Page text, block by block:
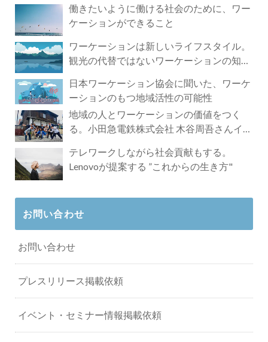
働きたいように働ける社会のために、ワー
ケーションができること
ワーケーションは新しいライフスタイル。
観光の代替ではないワーケーションの知ら
日本ワーケーション協会に聞いた、ワーケ
ーションのもつ地域活性の可能性
地域の人とワーケーションの価値をつく
る。小田急電鉄株式会社 木谷周吾さんイン
テレワークしながら社会貢献もする。
Lenovoが提案する ”これからの生き方"
お問い合わせ
お問い合わせ
プレスリリース掲載依頼
イベント・セミナー情報掲載依頼